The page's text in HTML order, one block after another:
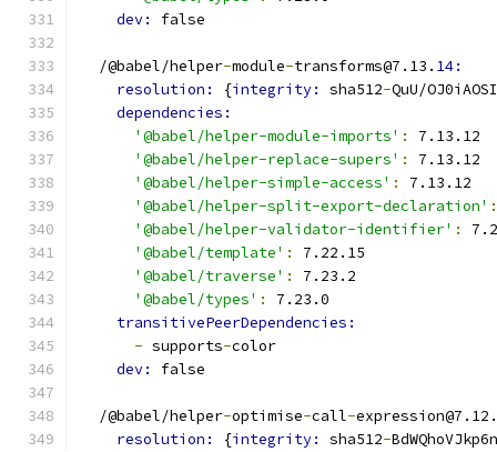
dev: false
  /@babel/helper
-module-transforms@7.13. 14:
resolution:
{integrity: sha512-QuU/
dependencies:
'@babel/helper-module-imports' :
7.13.12
'@babel/helper-replace-supers' :
7.13.12
'@babel/helper-simple-access' :
7.13.12
'@babel/helper-split-export-declaration' :
'@babel/helper-validator-identifier' :
'@babel/template' :
7.22.15
'@babel/traverse' :
7.23.2
'@babel/types' :
7.23.0
transitivePeerDependencies:
- supports-color
dev: false
  /@babel/helper
-optimise-call-expression@7.12.
resolution:
{integrity: sha512-